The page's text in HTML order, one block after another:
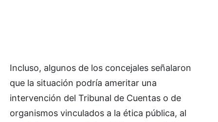
Incluso, algunos de los concejales señalaron
que la situación podría ameritar una
intervención del Tribunal de Cuentas o de
organismos vinculados a la ética pública, al